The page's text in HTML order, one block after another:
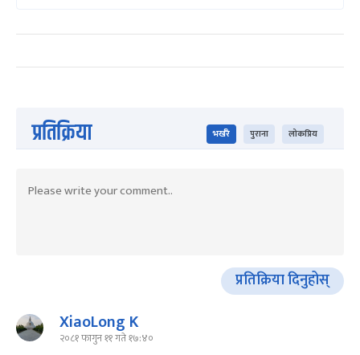
प्रतिक्रिया भर्खरै पुराना लोकप्रिय
प्रतिक्रिया दिनुहोस्
XiaoLong K
२०८१ फागुन ११ गते १७:४०